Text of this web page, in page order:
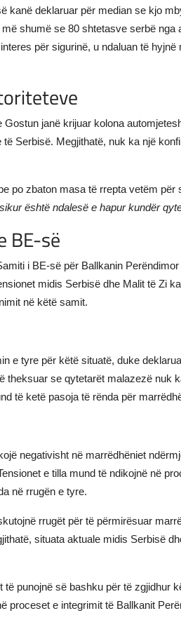
kanë deklaruar për median se kjo
shumë se 80 shtetasve serbë nga
për sigurinë, u ndaluan të
janë krijuar kolona
Serbisë. Megjithatë, nuk ka një
po zbaton masa të rrepta vetëm
është ndalesë e hapur kundër
BE-së
i BE-së për Ballkanin
midis Serbisë dhe Malit të Zi
në këtë samit.
e tyre për këtë situatë, duke
theksuar se qytetarët malazezë nuk
të ketë pasoja të rënda për
negativisht në marrëdhëniet
e tilla mund të ndikojnë në
në rrugën e tyre.
rrugët për të përmirësuar
situata aktuale midis Serbisë
punojnë së bashku për të zgjidhur
proceset e integrimit të Ballkanit